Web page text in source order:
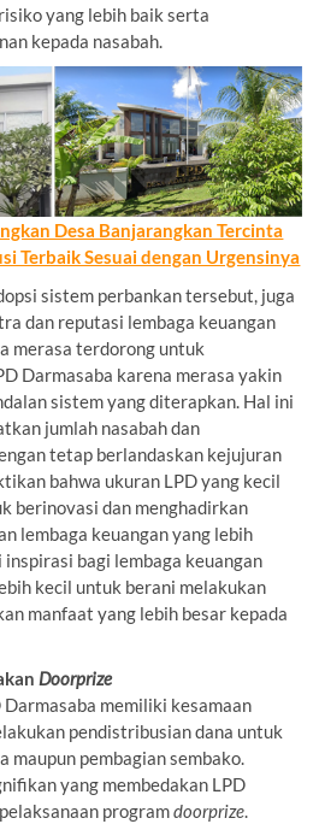
yang lebih baik serta
kepada nasabah.
Desa Banjarangkan Tercinta
Terbaik Sesuai dengan Urgensinya
sistem perbankan tersebut, juga
dan reputasi lembaga keuangan
merasa terdorong untuk
Darmasaba karena merasa yakin
sistem yang diterapkan. Hal ini
jumlah nasabah dan
tetap berlandaskan kejujuran
bahwa ukuran LPD yang kecil
berinovasi dan menghadirkan
lembaga keuangan yang lebih
inspirasi bagi lembaga keuangan
kecil untuk berani melakukan
manfaat yang lebih besar kepada
Doorprize
memiliki kesamaan
pendistribusian dana untuk
maupun pembagian sembako.
yang membedakan LPD
programdoorprize.